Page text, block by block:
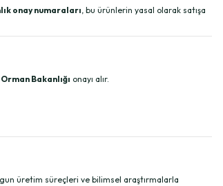
onay numaraları, bu ürünlerin yasal olarak satışa
Bakanlığı onayı alır.
üretim süreçleri ve bilimsel araştırmalarla